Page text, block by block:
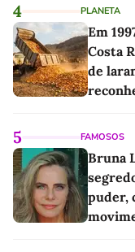
4 PLANETA
Em
Costa
de
5 FAMOSOS
Bruna
puder,